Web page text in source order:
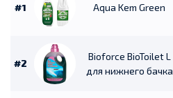
#1 Aqua Kem Green
#2
Bioforce BioToilet L
для нижнего бачка